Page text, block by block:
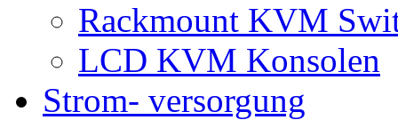
Rackmount KVM
LCD KVM Konsolen
Strom- versorgung